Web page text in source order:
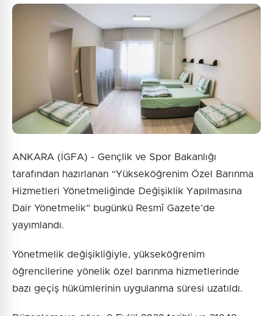
ANKARA (İGFA) - Gençlik ve Spor Bakanlığı
tarafından hazırlanan “Yükseköğrenim Özel Barınma
Hizmetleri Yönetmeliğinde Değişiklik Yapılmasına
Dair Yönetmelik” bugünkü Resmî Gazete’de
yayımlandı.
Yönetmelik değişikliğiyle, yükseköğrenim
öğrencilerine yönelik özel barınma hizmetlerinde
bazı geçiş hükümlerinin uygulanma süresi uzatıldı.